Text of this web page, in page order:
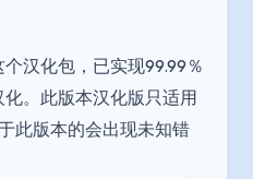
汉化包，已实现99.99％
。此版本汉化版只适用
此版本的会出现未知错